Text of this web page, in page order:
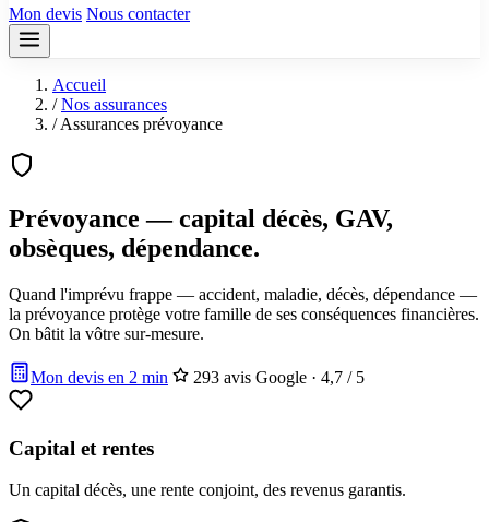
Mon devis Nous contacter
Accueil
/ Nos assurances
/ Assurances prévoyance
Prévoyance — capital décès, GAV,
obsèques, dépendance.
Quand l'imprévu frappe — accident, maladie, décès, dépendance —
la prévoyance protège votre famille de ses conséquences financières.
On bâtit la vôtre sur-mesure.
Mon devis en 2 min 293 avis Google · 4,7 / 5
Capital et rentes
Un capital décès, une rente conjoint, des revenus garantis.